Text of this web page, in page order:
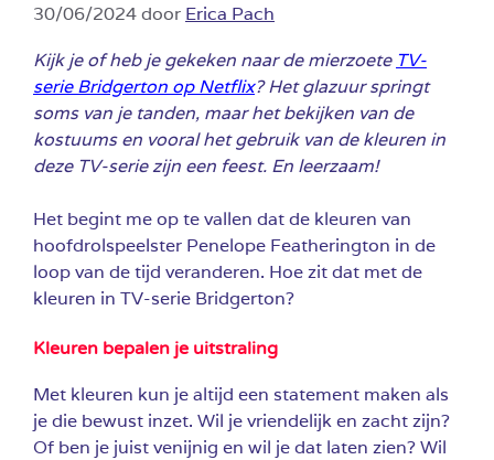
30/06/2024door Erica Pach
Kijk je of heb je gekeken naar de mierzoete TV-
serie Bridgerton op Netflix? Het glazuur springt
soms van je tanden, maar het bekijken van de
kostuums en vooral het gebruik van de kleuren in
deze TV-serie zijn een feest. En leerzaam!
Het begint me op te vallen dat de kleuren van
hoofdrolspeelster Penelope Featherington in de
loop van de tijd veranderen. Hoe zit dat met de
kleuren in TV-serie Bridgerton?
Kleuren bepalen je uitstraling
Met kleuren kun je altijd een statement maken als
je die bewust inzet. Wil je vriendelijk en zacht zijn?
Of ben je juist venijnig en wil je dat laten zien? Wil